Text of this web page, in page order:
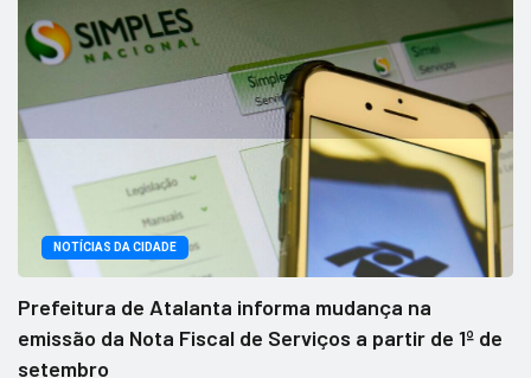
NOTÍCIAS DA CIDADE
Prefeitura de Atalanta informa mudança na
emissão da Nota Fiscal de Serviços a partir de 1º de
setembro